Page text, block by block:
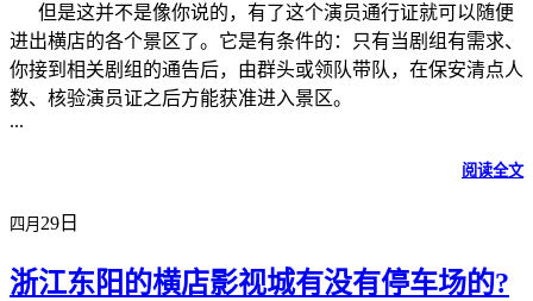
但是这并不是像你说的，有了这个演员通行证就可以随便
进出横店的各个景区了。它是有条件的：只有当剧组有需求、
你接到相关剧组的通告后，由群头或领队带队，在保安清点人
数、核验演员证之后方能获准进入景区。
...
阅读全文
四月 29日
浙江东阳的横店影视城有没有停车场的?